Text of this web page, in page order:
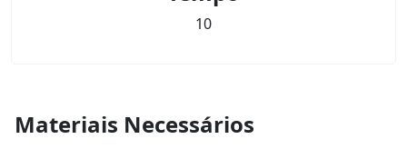
10
Materiais Necessários